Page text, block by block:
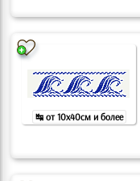
↹ от 10x40см и более